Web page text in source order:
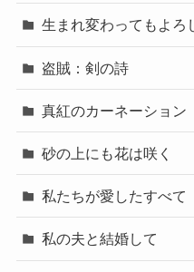
生まれ変わってもよろ
盗賊：剣の詩
真紅のカーネーション
砂の上にも花は咲く
私たちが愛したすべて
私の夫と結婚して